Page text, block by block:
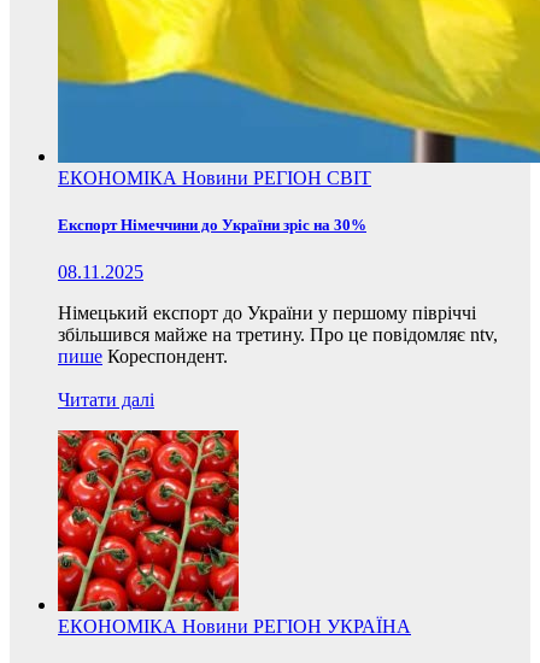
ЕКОНОМІКА Новини РЕГІОН СВІТ
Експорт Німеччини до України зріс на 30%
08.11.2025
Німецький експорт до України у першому півріччі
збільшився майже на третину. Про це повідомляє ntv,
пише Кореспондент.
Читати далі
ЕКОНОМІКА Новини РЕГІОН УКРАЇНА